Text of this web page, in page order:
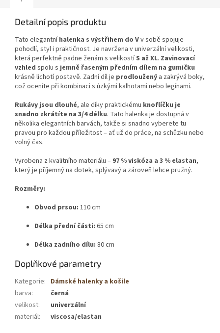
Detailní popis produktu
Tato elegantníhalenka s výstřihem do Vv sobě spojuje
pohodlí, styl i praktičnost. Je navržena v univerzální velikosti,
která perfektně padne ženám s velikostíS až XL. Zavinovací
vzhled spolu sjemně řaseným předním dílem na gumičku
krásně lichotí postavě. Zadní díl je prodloužený a zakrývá boky,
což oceníte při kombinaci s úzkými kalhotami nebo legínami.
Rukávy jsou dlouhé, ale díky praktickému knoflíčku je
snadno zkrátíte na 3/4 délku. Tato halenka je dostupná v
několika elegantních barvách, takže si snadno vyberete tu
pravou pro každou příležitost – ať už do práce, na schůzku nebo
volný čas.
Vyrobena z kvalitního materiálu – 97 % viskóza a 3 % elastan,
který je příjemný na dotek, splývavý a zároveň lehce pružný.
Rozměry:
Obvod prsou: 110 cm
Délka přední části: 65 cm
Délka zadního dílu: 80 cm
Doplňkové parametry
Kategorie: Dámské halenky a košile
barva:
černá
velikost:
univerzální
materiál: viscosa/elastan